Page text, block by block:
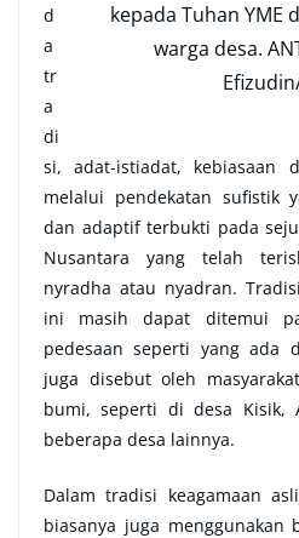
kepada Tuhan YME
warga desa.
d
a
tr
a
di
si, adat-istiadat, kebiasaan
melalui pendekatan sufistik
dan adaptif terbukti pada
Nusantara yang telah
nyradha atau nyadran.
ini masih dapat ditemui
pedesaan seperti yang ada
juga disebut oleh
bumi, seperti di desa Kisik,
beberapa desa lainnya.
Dalam tradisi keagamaan
biasanya juga menggunakan